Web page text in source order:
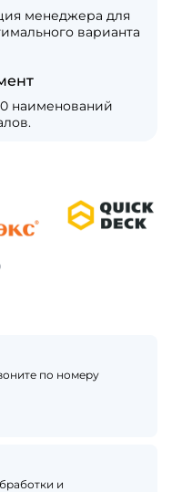
менеджера для
варианта
наименований
по номеру
и